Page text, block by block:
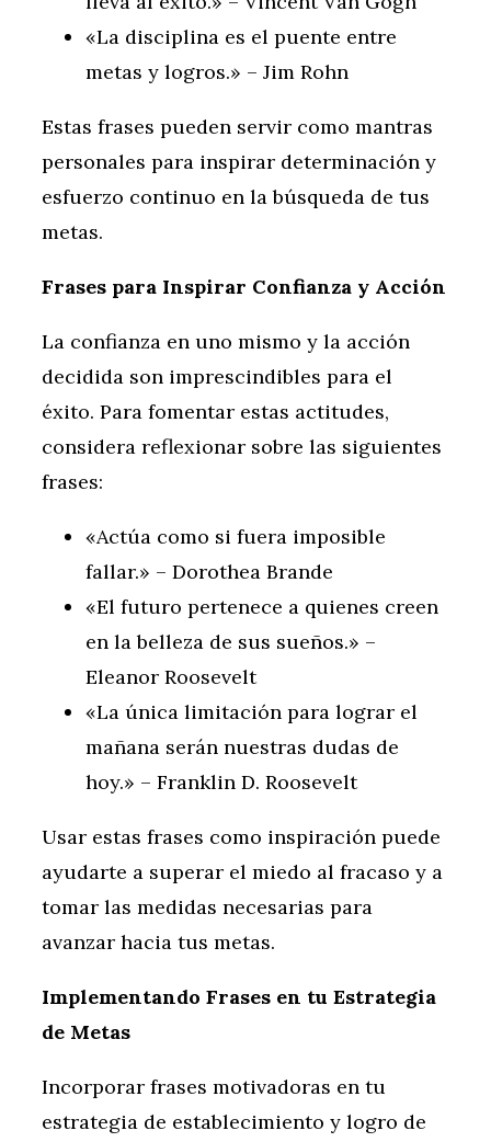
«La disciplina es el puente entre
metas y logros.» – Jim Rohn
Estas frases pueden servir como mantras
personales para inspirar determinación y
esfuerzo continuo en la búsqueda de tus
metas.
Frases para Inspirar Confianza y Acción
La confianza en uno mismo y la acción
decidida son imprescindibles para el
éxito. Para fomentar estas actitudes,
considera reflexionar sobre las siguientes
frases:
«Actúa como si fuera imposible
fallar.» – Dorothea Brande
«El futuro pertenece a quienes creen
en la belleza de sus sueños.» –
Eleanor Roosevelt
«La única limitación para lograr el
mañana serán nuestras dudas de
hoy.» – Franklin D. Roosevelt
Usar estas frases como inspiración puede
ayudarte a superar el miedo al fracaso y a
tomar las medidas necesarias para
avanzar hacia tus metas.
Implementando Frases en tu Estrategia
de Metas
Incorporar frases motivadoras en tu
estrategia de establecimiento y logro de